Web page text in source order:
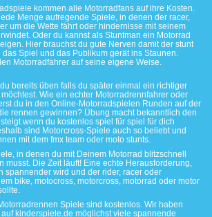
kommen alle Motorradfans auf ihre Kosten.
Menge aufregende Spiele, in denen der racer,
um die Wette fährt oder hindernisse mit seinem
Oder du kannst als Stuntman ein Motorrad
Hier brauchst du gute Nerven damit der stunt
Spiel und das Publikum gerät ins Staunen.
Motorradfahrer auf seine eigene Weise.
bereits üben falls du später einmal ein richtiger
Wie ein echter Motorradrennfahrer oder
du in den Online-Motorradspielen Runden auf der
rennen gewinnen? Übung macht bekanntlich den
wenn du kostenlos spiel für spiel für dich
sind Motorcross-Spiele auch so beliebt und
mit dem fmx team oder moto stunts.
in denen du mit Deinem Motorrad blitzschnell
musst. Die Zeit läuft! Eine echte Herausforderung,
spannender wird und der rider, racer oder
bike, motocross, motorcross, motorrad oder motor
Spiele sind kostenlos. Wir haben
kinderspiele.de möglichst viele spannende